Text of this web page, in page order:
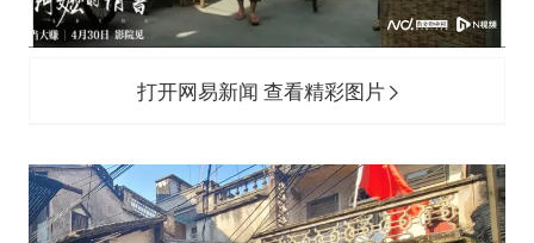
打开网易新闻 查看精彩图片